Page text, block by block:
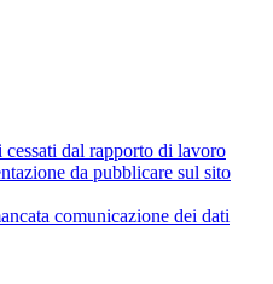
dal rapporto di lavoro
da pubblicare sul sito
comunicazione dei dati